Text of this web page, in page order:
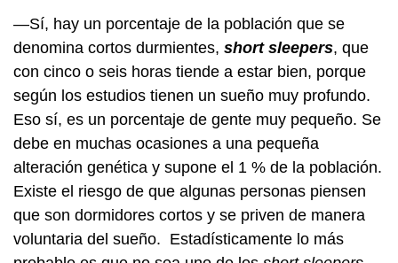
—Sí, hay un porcentaje de la población que se
denomina cortos durmientes, short sleepers, que
con cinco o seis horas tiende a estar bien, porque
según los estudios tienen un sueño muy profundo.
Eso sí, es un porcentaje de gente muy pequeño. Se
debe en muchas ocasiones a una pequeña
alteración genética y supone el 1 % de la población.
Existe el riesgo de que algunas personas piensen
que son dormidores cortos y se priven de manera
voluntaria del sueño. Estadísticamente lo más